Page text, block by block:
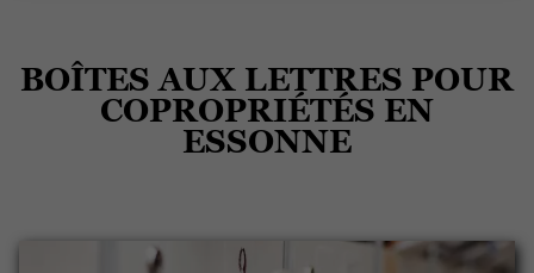
BOÎTES AUX LETTRES POUR
COPROPRIÉTÉS EN
ESSONNE